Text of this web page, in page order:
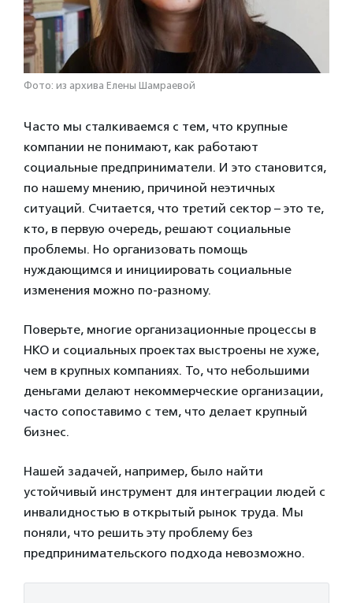
Фото: из архива Елены Шамраевой
Часто мы сталкиваемся с тем, что крупные
компании не понимают, как работают
социальные предприниматели. И это становится,
по нашему мнению, причиной неэтичных
ситуаций. Считается, что третий сектор – это те,
кто, в первую очередь, решают социальные
проблемы. Но организовать помощь
нуждающимся и инициировать социальные
изменения можно по-разному.
Поверьте, многие организационные процессы в
НКО и социальных проектах выстроены не хуже,
чем в крупных компаниях. То, что небольшими
деньгами делают некоммерческие организации,
часто сопоставимо с тем, что делает крупный
бизнес.
Нашей задачей, например, было найти
устойчивый инструмент для интеграции людей с
инвалидностью в открытый рынок труда. Мы
поняли, что решить эту проблему без
предпринимательского подхода невозможно.